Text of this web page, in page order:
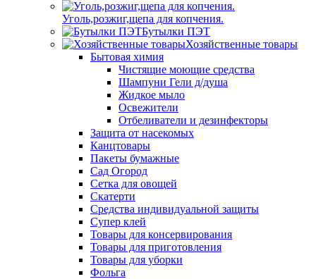
Уголь,розжиг,щепа для копчения.
Бутылки ПЭТ
Хозяйственные товары
Бытовая химия
Чистящие моющие средства
Шампуни Гели д/душа
Жидкое мыло
Освежители
Отбеливатели и дезинфекторы
Защита от насекомых
Канцтовары
Пакеты бумажные
Сад Огород
Сетка для овощей
Скатерти
Средства индивидуальной защиты
Супер клей
Товары для консервирования
Товары для приготовления
Товары для уборки
Фольга